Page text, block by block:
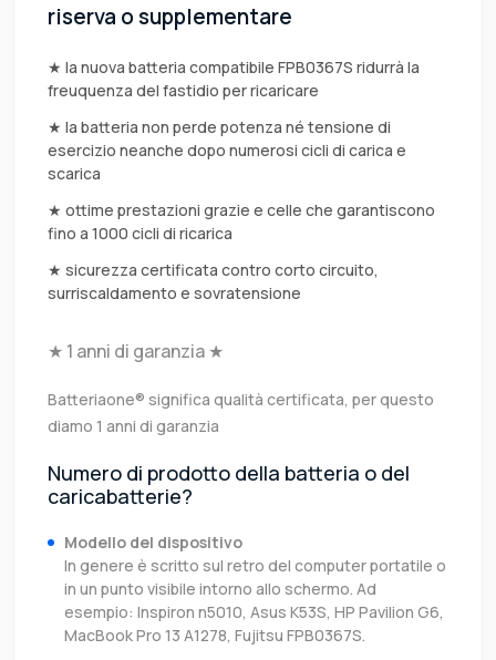
riserva o supplementare
★ la nuova batteria compatibile FPB0367S ridurrà la
freuquenza del fastidio per ricaricare
★ la batteria non perde potenza né tensione di
esercizio neanche dopo numerosi cicli di carica e
scarica
★ ottime prestazioni grazie e celle che garantiscono
fino a 1000 cicli di ricarica
★ sicurezza certificata contro corto circuito,
surriscaldamento e sovratensione
★ 1 anni di garanzia ★
Batteriaone® significa qualità certificata, per questo
diamo 1 anni di garanzia
Numero di prodotto della batteria o del
caricabatterie?
Modello del dispositivo
In genere è scritto sul retro del computer portatile o
in un punto visibile intorno allo schermo. Ad
esempio: Inspiron n5010, Asus K53S, HP Pavilion G6,
MacBook Pro 13 A1278, Fujitsu FPB0367S.